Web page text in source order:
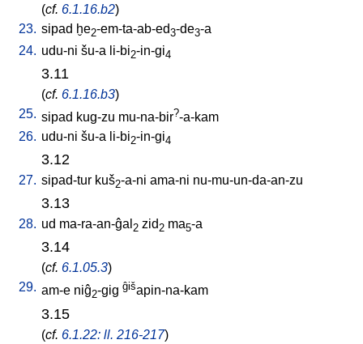
(cf. 6.1.16.b2)
23. sipad ḫe2-em-ta-ab-ed3-de3-a
24. udu-ni šu-a li-bi2-in-gi4
3.11
(cf. 6.1.16.b3)
25. sipad kug-zu mu-na-bir?-a-kam
26. udu-ni šu-a li-bi2-in-gi4
3.12
27. sipad-tur kuš2-a-ni ama-ni nu-mu-un-da-an-zu
3.13
28. ud ma-ra-an-ĝal 2 zid 2 ma5-a
3.14
(cf. 6.1.05.3)
29. am-e niĝ2-gig ĝišapin-na-kam
3.15
(cf. 6.1.22: ll. 216-217)